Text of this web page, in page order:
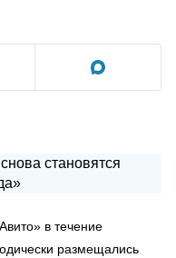
в течение
размещались